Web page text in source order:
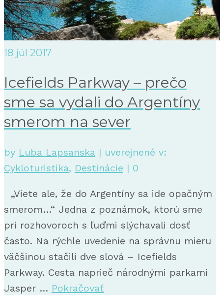
18 júl 2017
Icefields Parkway – prečo
sme sa vydali do Argentíny
smerom na sever
by Luba Lapsanska | uverejnené v:
Cykloturistika, Destinácie | 0
„Viete ale, že do Argentíny sa ide opačným
smerom…“ Jedna z poznámok, ktorú sme
pri rozhovoroch s ľuďmi slýchavali dosť
často. Na rýchle uvedenie na správnu mieru
väčšinou stačili dve slová – Icefields
Parkway. Cesta naprieč národnými parkami
Jasper … Pokračovať